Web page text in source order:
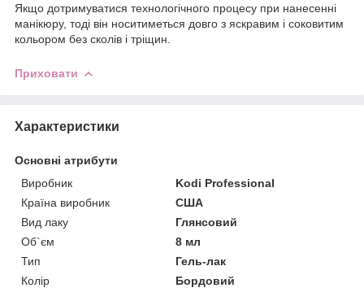
Якщо дотримуватися технологічного процесу при нанесенні
манікюру, тоді він носитиметься довго з яскравим і соковитим
кольором без сколів і тріщин.
Приховати
Характеристики
Основні атрибути
Виробник
Kodi Professional
Країна виробник
США
Вид лаку
Глянсовий
Об`єм
8 мл
Тип
Гель-лак
Колір
Бордовий